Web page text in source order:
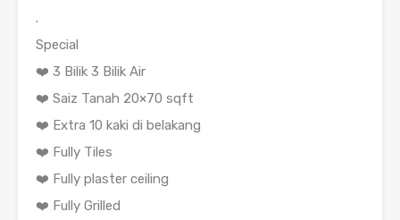
.
Special
❤️ 3 Bilik 3 Bilik Air
❤️ Saiz Tanah 20×70 sqft
❤️ Extra 10 kaki di belakang
❤️ Fully Tiles
❤️ Fully plaster ceiling
❤️ Fully Grilled